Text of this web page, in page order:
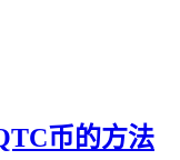
币的方法